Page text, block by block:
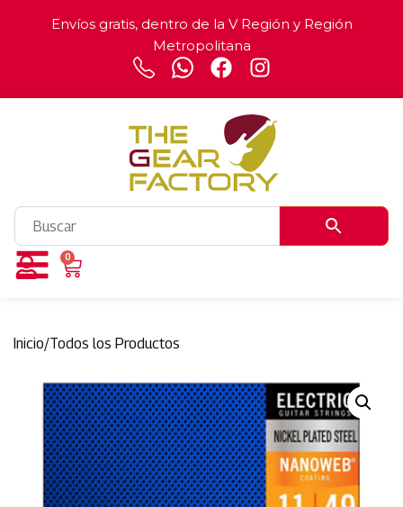
Envíos gratis, dentro de la V Región y Región
Metropolitana
0
Inicio/Todos los Productos